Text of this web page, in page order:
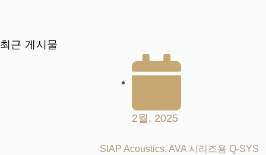
최근 게시물
2월, 2025
SIAP Acoustics, AVA 시리즈용 Q-SYS